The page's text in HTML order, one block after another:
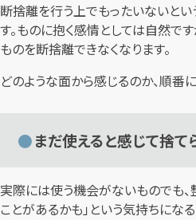
断捨離を行う上でもったいないと
す。ものに抱く感情としては自然で
ものを断捨離できなくなります。
どのような面から感じるのか、順番
まだ使えると感じて捨
実際には使う機会がないものでも、
ことがあるかも」という気持ちにな